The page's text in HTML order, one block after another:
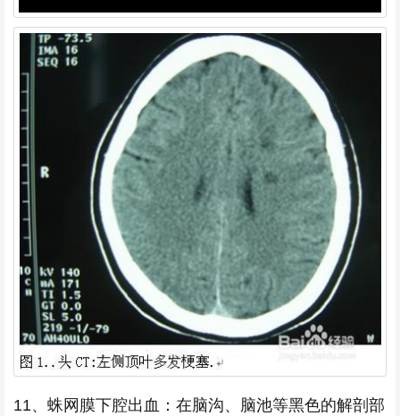
11、蛛网膜下腔出血：在脑沟、脑池等黑色的解剖部